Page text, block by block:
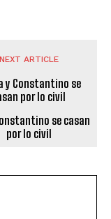
NEXT ARTICLE
se casan
por lo civil